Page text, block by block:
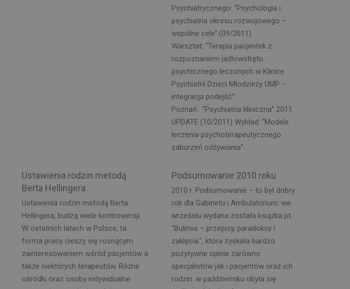
Psychiatrycznego: “Psychologia i
psychiatria okresu rozwojowego –
wspólne cele”.(09/2011)
Warsztat: “Terapia pacjentek z
rozpoznaniem jadłowstrętu
psychicznego leczonych w Klinice
Psychiatrii Dzieci Młodzieży UMP –
integracja podejść”.
Poznań: “Psychiatria kliniczna” 2011
UPDATE (10/2011) Wykład: “Modele
leczenia psychoterapeutycznego
zaburzeń odżywiania”.
Ustawienia rodzin metodą
Berta Hellingera
Ustawienia rodzin metodą Berta
Hellingera, budzą wiele kontrowersji.
W ostatnich latach w Polsce, ta
forma pracy cieszy się rosnącym
zainteresowaniem wśród pacjentów a
także niektórych terapeutów. Różne
ośrodki oraz osoby indywidualne
Podsumowanie 2010 roku
2010 r. Podsumowanie – to był dobry
rok dla Gabinetu i Ambulatorium: we
wrześniu wydana została książka pt.
”Bulimia – przepisy, paradoksy i
zaklęcia.”, która zyskała bardzo
pozytywne opinie zarówno
specjalistów jak i pacjentów oraz ich
rodzin. w październiku obyła się